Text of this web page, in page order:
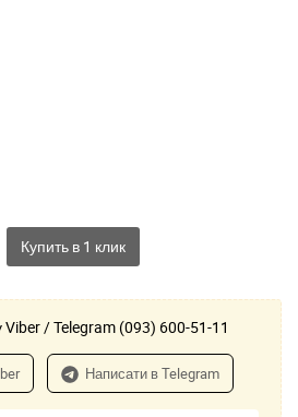
Viber / Telegram (093) 600-51-11
Написати в Telegram